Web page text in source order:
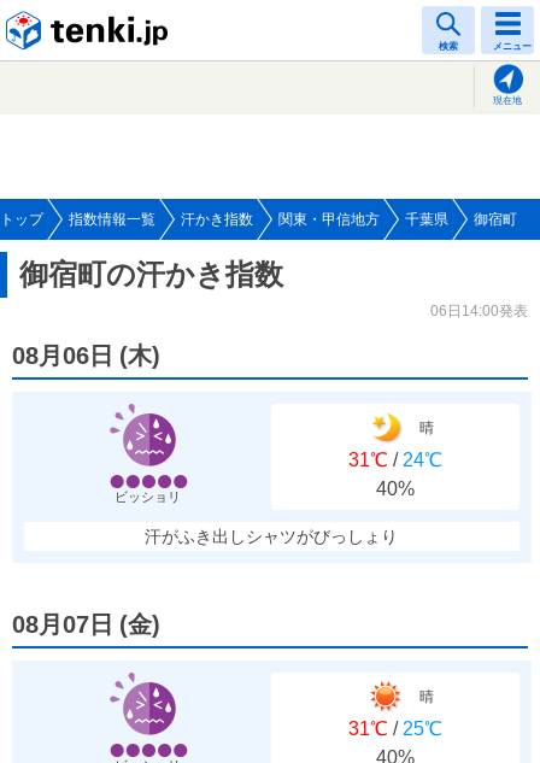
検索 メニュー
現在地
トップ 指数情報一覧 汗かき指数 関東・甲信地方 千葉県 御宿町
御宿町の汗かき指数
06日14:00発表
08月06日 (木)
ビッショリ
晴
31℃ / 24℃
40%
汗がふき出しシャツがびっしょり
08月07日 (金)
晴
31℃ / 25℃
40%